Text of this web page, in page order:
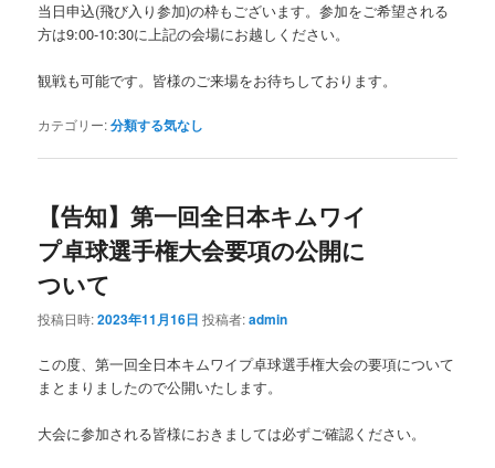
当日申込(飛び入り参加)の枠もございます。参加をご希望される
方は9:00-10:30に上記の会場にお越しください。
観戦も可能です。皆様のご来場をお待ちしております。
カテゴリー:分類する気なし
【告知】第一回全日本キムワイ
プ卓球選手権大会要項の公開に
ついて
投稿日時:2023年11月16日 投稿者:admin
この度、第一回全日本キムワイプ卓球選手権大会の要項について
まとまりましたので公開いたします。
大会に参加される皆様におきましては必ずご確認ください。